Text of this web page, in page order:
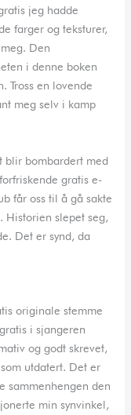
jeg hadde
farger og teksturer,
Den
i denne boken
Tross en lovende
meg selv i kamp
blir bombardert med
gratis e-
får oss til å gå sakte
Historien slepet seg,
Det er synd, da
originale stemme
i sjangeren
og godt skrevet,
utdatert. Det er
sammenhengen den
min synvinkel,